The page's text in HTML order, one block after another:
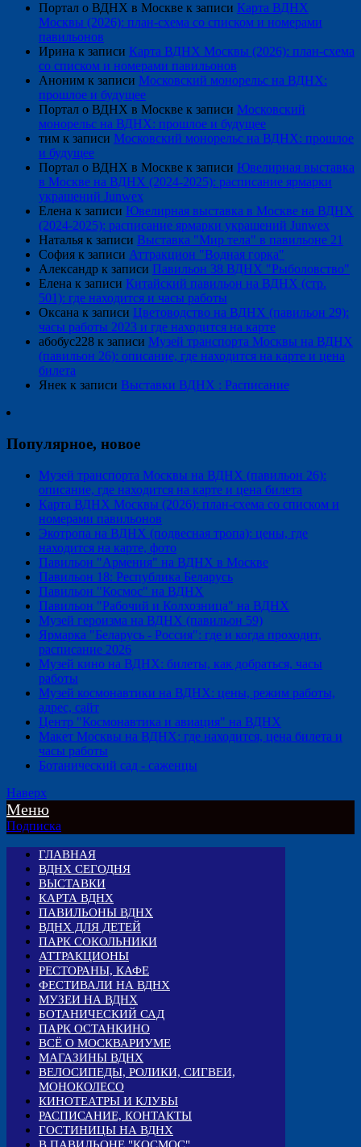
Портал о ВДНХ в Москве к записи Карта ВДНХ
Москвы (2026): план-схема со списком и номерами
павильонов
Ирина к записи Карта ВДНХ Москвы (2026): план-схема
со списком и номерами павильонов
Аноним к записи Московский монорельс на ВДНХ:
прошлое и будущее
Портал о ВДНХ в Москве к записи Московский
монорельс на ВДНХ: прошлое и будущее
тим к записи Московский монорельс на ВДНХ: прошлое
и будущее
Портал о ВДНХ в Москве к записи Ювелирная выставка
в Москве на ВДНХ (2024-2025): расписание ярмарки
украшений Junwex
Елена к записи Ювелирная выставка в Москве на ВДНХ
(2024-2025): расписание ярмарки украшений Junwex
Наталья к записи Выставка "Мир тела" в павильоне 21
София к записи Аттракцион "Водная горка"
Александр к записи Павильон 38 ВДНХ "Рыболовство"
Елена к записи Китайский павильон на ВДНХ (стр.
501): где находится и часы работы
Оксана к записи Цветоводство на ВДНХ (павильон 29):
часы работы 2023 и где находится на карте
абобус228 к записи Музей транспорта Москвы на ВДНХ
(павильон 26): описание, где находится на карте и цена
билета
Янек к записи Выставки ВДНХ : Расписание
Популярное, новое
Музей транспорта Москвы на ВДНХ (павильон 26):
описание, где находится на карте и цена билета
Карта ВДНХ Москвы (2026): план-схема со списком и
номерами павильонов
Экотропа на ВДНХ (подвесная тропа): цены, где
находится на карте, фото
Павильон "Армения" на ВДНХ в Москве
Павильон 18: Республика Беларусь
Павильон "Космос" на ВДНХ
Павильон "Рабочий и Колхозница" на ВДНХ
Музей героизма на ВДНХ (павильон 59)
Ярмарка "Беларусь - Россия": где и когда проходит,
расписание 2026
Музей кино на ВДНХ: билеты, как добраться, часы
работы
Музей космонавтики на ВДНХ: цены, режим работы,
адрес, сайт
Центр "Космонавтика и авиация" на ВДНХ
Макет Москвы на ВДНХ: где находится, цена билета и
часы работы
Ботанический сад - саженцы
Наверх
Меню
Подписка
ГЛАВНАЯ
ВДНХ СЕГОДНЯ
ВЫСТАВКИ
КАРТА ВДНХ
ПАВИЛЬОНЫ ВДНХ
ВДНХ ДЛЯ ДЕТЕЙ
ПАРК СОКОЛЬНИКИ
АТТРАКЦИОНЫ
РЕСТОРАНЫ, КАФЕ
ФЕСТИВАЛИ НА ВДНХ
МУЗЕИ НА ВДНХ
БОТАНИЧЕСКИЙ САД
ПАРК ОСТАНКИНО
ВСЁ О МОСКВАРИУМЕ
МАГАЗИНЫ ВДНХ
ВЕЛОСИПЕДЫ, РОЛИКИ, СИГВЕИ,
МОНОКОЛЕСО
КИНОТЕАТРЫ И КЛУБЫ
РАСПИСАНИЕ, КОНТАКТЫ
ГОСТИНИЦЫ НА ВДНХ
В ПАВИЛЬОНЕ "КОСМОС"